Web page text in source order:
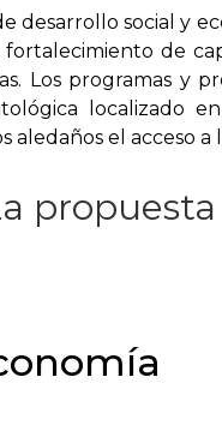
desarrollo social y
de
Los programas y
localizado
el acceso a